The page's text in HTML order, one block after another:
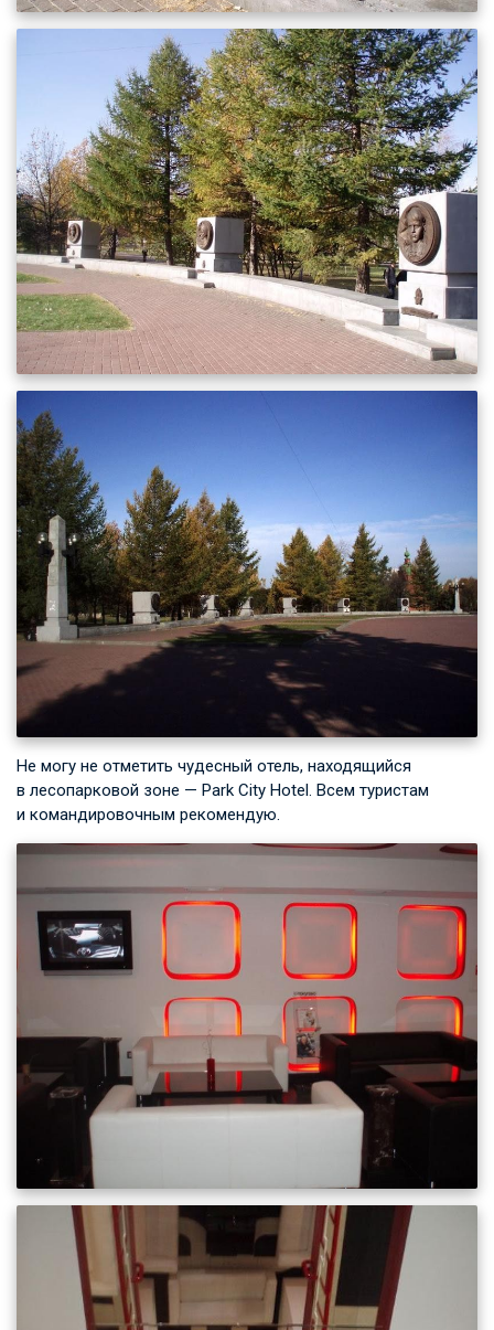
Не могу не отметить чудесный отель, находящийся
в лесопарковой зоне — Park City Hotel. Всем туристам
и командировочным рекомендую.